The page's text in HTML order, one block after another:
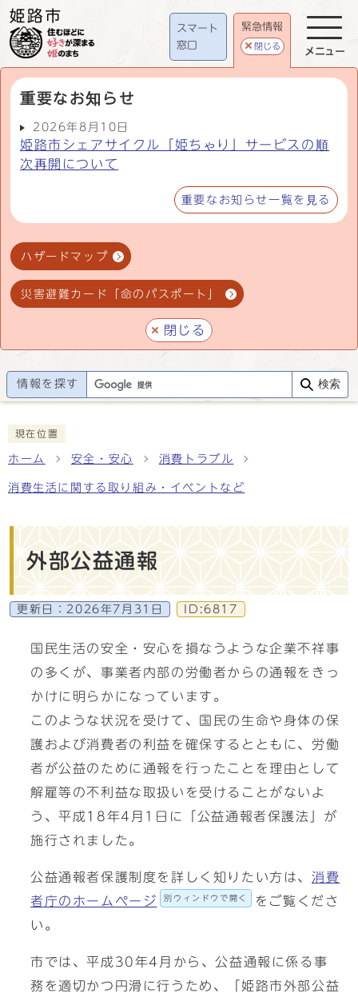
スマート
窓口
緊急情報
閉じる
重要なお知らせ
2026年8月10日
姫路市シェアサイクル「姫ちゃり」サービスの順
次再開について
重要なお知らせ一覧を見る
ハザードマップ
災害避難カード「命のパスポート」
閉じる
メニュー
情報を探す 検索
現在位置
ホーム 安全・安心 消費トラブル
消費生活に関する取り組み・イベントなど
外部公益通報
更新日： 2026年7月31日 ID:6817
国民生活の安全・安心を損なうような企業不祥事
の多くが、事業者内部の労働者からの通報をきっ
かけに明らかになっています。
このような状況を受けて、国民の生命や身体の保
護および消費者の利益を確保するとともに、労働
者が公益のために通報を行ったことを理由として
解雇等の不利益な取扱いを受けることがないよ
う、平成18年4月1日に「公益通報者保護法」が
施行されました。
公益通報者保護制度を詳しく知りたい方は、消費
者庁のホームページ
別ウィンドウで開く
をご覧くださ
い。
市では、平成30年4月から、公益通報に係る事
務を適切かつ円滑に行うため、「姫路市外部公益